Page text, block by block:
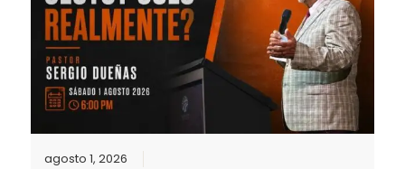
agosto 1, 2026